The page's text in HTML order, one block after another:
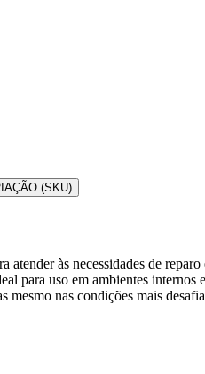
(SKU)
às necessidades de
para uso em ambientes
nas condições mais